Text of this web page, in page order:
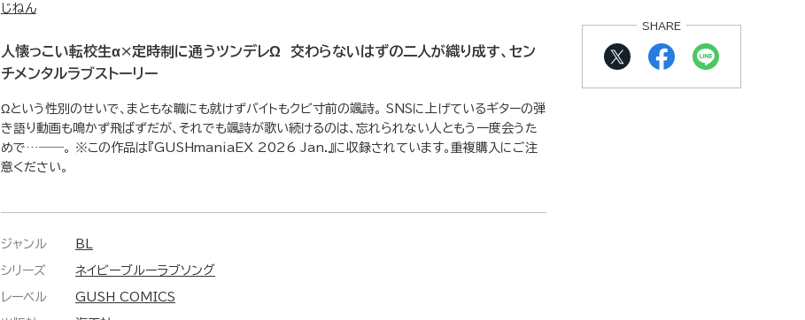
じねん
人懐っこい転校生α×定時制に通うツンデレΩ 交わらないはずの二人が織り成す、セン
チメンタルラブストーリー
Ωという性別のせいで、まともな職にも就けずバイトもクビ寸前の颯詩。 SNSに上げているギターの弾
き語り動画も鳴かず飛ばずだが、それでも颯詩が歌い続けるのは、忘れられない人ともう一度会うた
めで…――。 ※この作品は『GUSHmaniaEX 2026 Jan.』に収録されています。重複購入にご注
意ください。
ジャンル BL
シリーズ ネイビーブルーラブソング
レーベル GUSH COMICS
SHARE